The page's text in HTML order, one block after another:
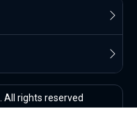
All rights reserved